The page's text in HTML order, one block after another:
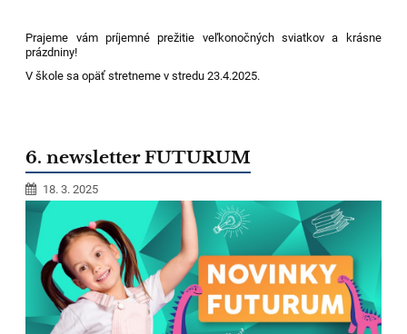
Prajeme vám príjemné prežitie veľkonočných sviatkov a krásne
prázdniny!
V škole sa opäť stretneme v stredu 23.4.2025.
6. newsletter FUTURUM
18. 3. 2025